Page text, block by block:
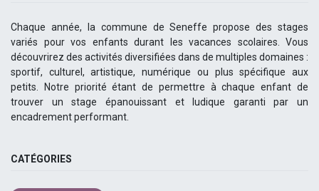
Chaque année, la commune de Seneffe propose des stages
variés pour vos enfants durant les vacances scolaires. Vous
découvrirez des activités diversifiées dans de multiples domaines :
sportif, culturel, artistique, numérique ou plus spécifique aux
petits. Notre priorité étant de permettre à chaque enfant de
trouver un stage épanouissant et ludique garanti par un
encadrement performant.
CATÉGORIES